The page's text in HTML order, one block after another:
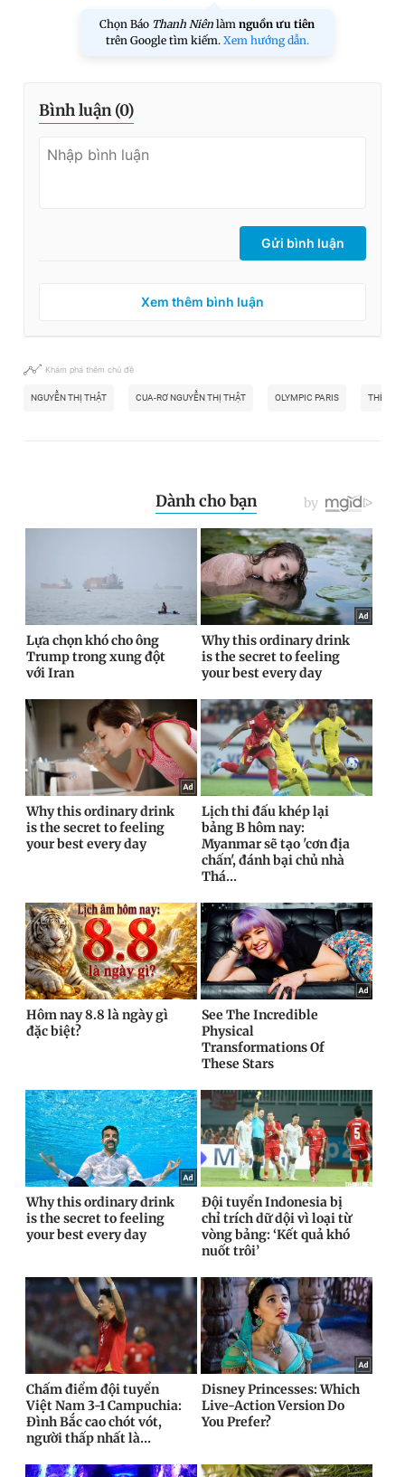
Chọn Báo Thanh Niên làm nguồn ưu tiên
trên Google tìm kiếm. Xem hướng dẫn.
Bình luận (0)
Gửi bình luận
Xem thêm bình luận
Khám phá thêm chủ đề
NGUYỄN THỊ THẬT CUA-RƠ NGUYỄN THỊ THẬT OLYMPIC PARIS THỂ